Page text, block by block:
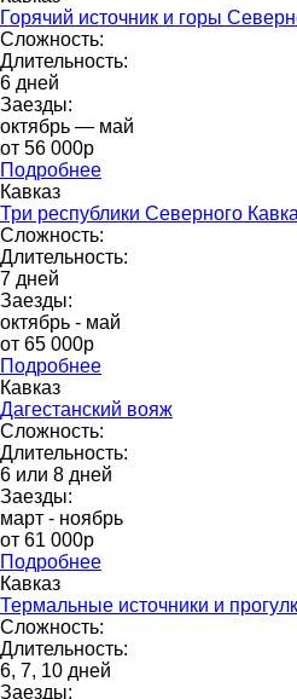
Горячий источник и горы
Сложность:
Длительность:
6 дней
Заезды:
октябрь — май
от 56 000p
Подробнее
Кавказ
Три республики Северного
Сложность:
Длительность:
7 дней
Заезды:
октябрь - май
от 65 000p
Подробнее
Кавказ
Дагестанский вояж
Сложность:
Длительность:
6 или 8 дней
Заезды:
март - ноябрь
от 61 000p
Подробнее
Кавказ
Термальные источники и
Сложность:
Длительность:
6, 7, 10 дней
Заезды: